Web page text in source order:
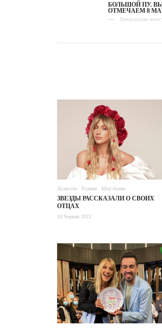
БОЛЬШОЙ ПУ.
ОТМЕЧАЕМ 8
Предыдущая
Дозвілля Родина Шоу-бізнес
ЗВЕЗДЫ РАССКАЗАЛИ О СВОИХ
ОТЦАХ
18 Червня 2022